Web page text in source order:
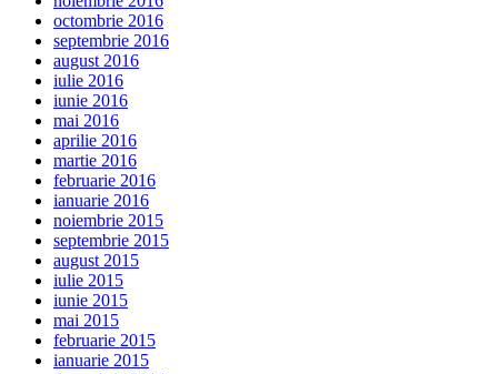
octombrie 2016
septembrie 2016
august 2016
iulie 2016
iunie 2016
mai 2016
aprilie 2016
martie 2016
februarie 2016
ianuarie 2016
noiembrie 2015
septembrie 2015
august 2015
iulie 2015
iunie 2015
mai 2015
februarie 2015
ianuarie 2015